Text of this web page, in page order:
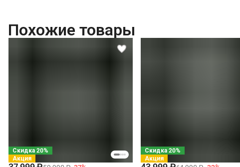
Проверка исправности и готовности подключения электросети
Похожие товары
Скидка 20%
Акция
Скидка 20%
Акция